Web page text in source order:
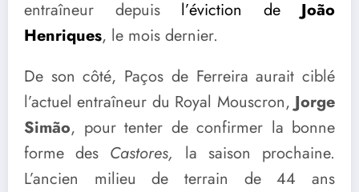
entraîneur depuis l’éviction deJoão
Henriques, le mois dernier.
De son côté, Paços de Ferreira aurait ciblé
l’actuel entraîneur du Royal Mouscron,Jorge
Simão, pour tenter de confirmer la bonne
forme des Castores, la saison prochaine.
L’ancien milieu de terrain de 44 ans